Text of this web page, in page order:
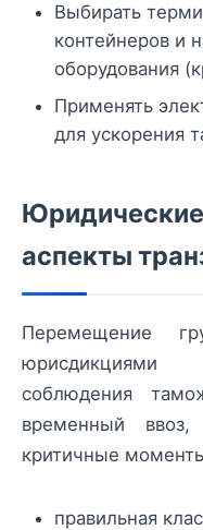
Выбирать
контейнеров и
оборудования
Применять
для ускорения
аспекты
Перемещение
юрисдикциями
соблюдения
временный ввоз,
критичные
правильная